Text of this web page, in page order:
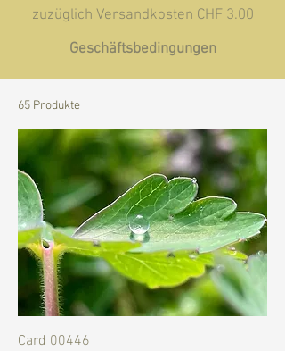
zuzüglich Versandkosten CHF 3.00
Geschäftsbedingungen
65 Produkte
Card 00446